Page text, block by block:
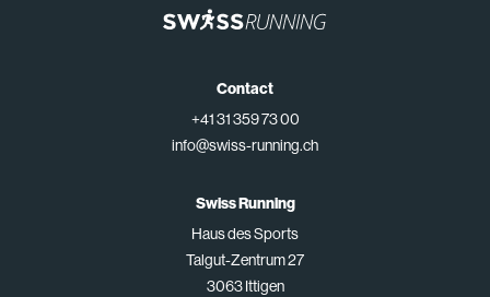
Contact
+41 31 359 73 00
info@swiss-running.ch
Swiss Running
Haus des Sports
Talgut-Zentrum 27
3063 Ittigen